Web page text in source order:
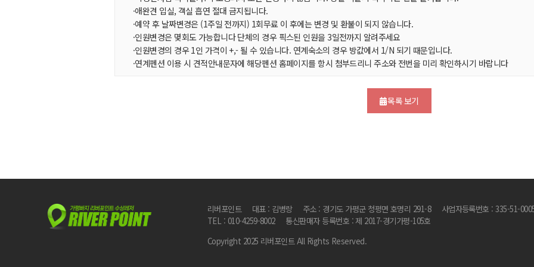
·애완견 입실, 객실 흡연 절대 금지됩니다.
·예약 후 날짜변경은 (1주일 전까지) 1회무료 이 후에는 변경 및 환불이 되지 않습니다.
·인원변경은 몇회도 가능합니다 단체의 경우 픽스된 인원을 3일전까지 알려주세요
·인원변경의 경우 1인 가격이 +,- 될 수 있습니다. 연계숙소의 경우 방값에서 1/N 되기 때문입니다.
·연계펜션 이용 시 견적안내문자에 해당펜션 홈페이지를 항시 첨부드리니 주소와 전번을 미리 확인하시기 바랍니다
목록 보기
리버포인트 대표 : 김병랑 주소 : 경기도 가평군 청평면 호명리 291-8
사업자등록번호 : 335-51-
TEL : 010-4259-8002
통신판매자 등록번호 : 제 2017-경기가평-105호
Copyright 2025 리버포인트 All Rights Reserved.